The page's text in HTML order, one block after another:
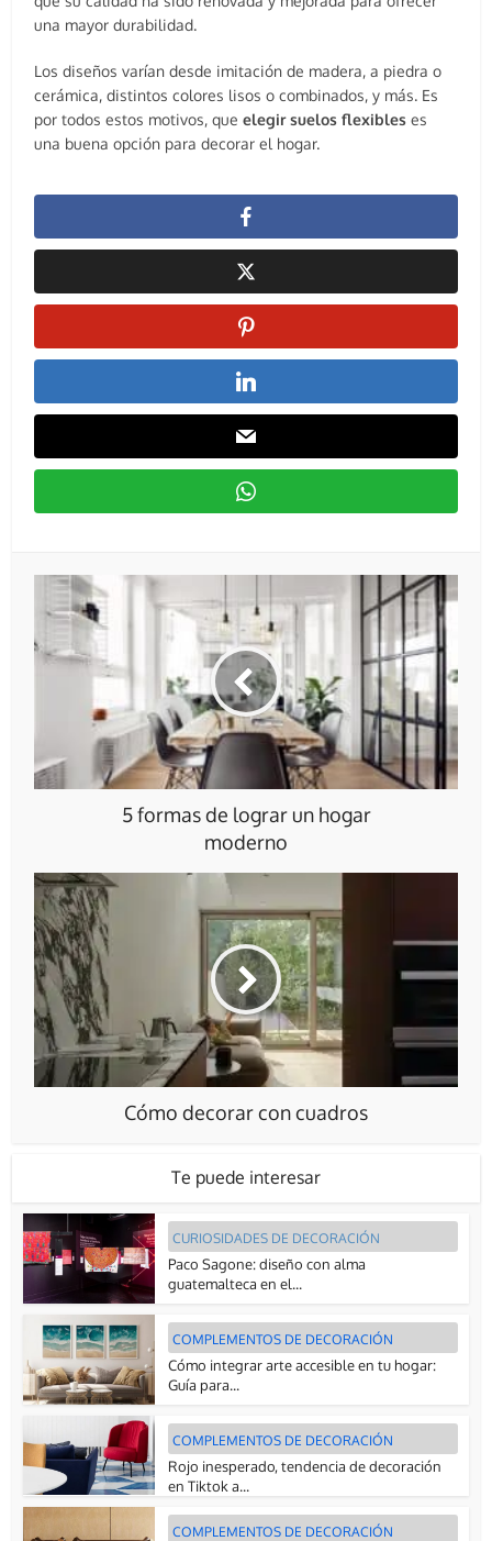
una mayor durabilidad.
Los diseños varían desde imitación de madera, a piedra o
cerámica, distintos colores lisos o combinados, y más. Es
por todos estos motivos, queelegir suelos flexibles es
una buena opción para decorar el hogar.
5 formas de lograr un hogar
moderno
Cómo decorar con cuadros
Te puede interesar
CURIOSIDADES DE DECORACIÓN
Paco Sagone: diseño con alma
guatemalteca en el...
COMPLEMENTOS DE DECORACIÓN
Cómo integrar arte accesible en tu hogar:
Guía para...
COMPLEMENTOS DE DECORACIÓN
Rojo inesperado, tendencia de decoración
en Tiktok a...
COMPLEMENTOS DE DECORACIÓN